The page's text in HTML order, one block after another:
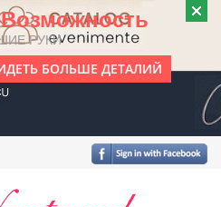
РУКИ
БОЛЬШЕ ДЕТАЛИЙ